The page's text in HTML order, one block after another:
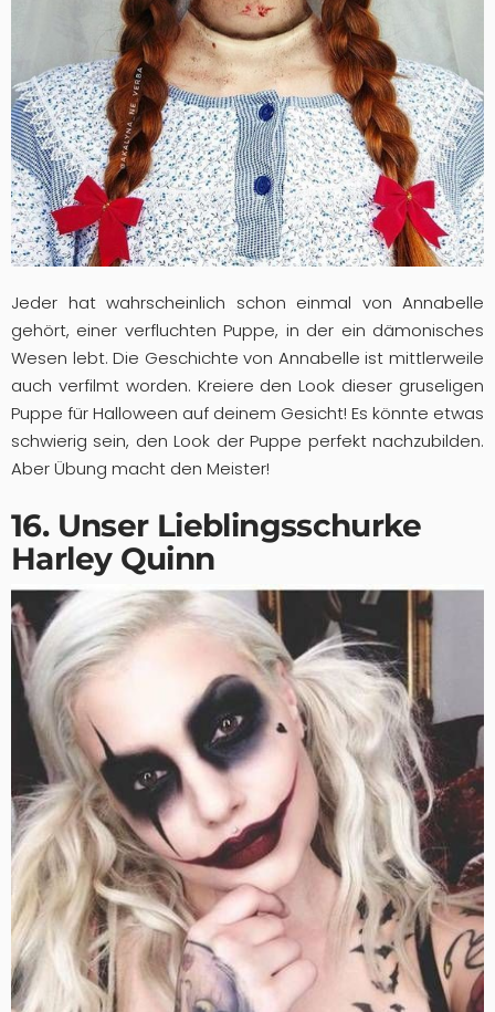
Jeder hat wahrscheinlich schon einmal von Annabelle
gehört, einer verfluchten Puppe, in der ein dämonisches
Wesen lebt. Die Geschichte von Annabelle ist mittlerweile
auch verfilmt worden. Kreiere den Look dieser gruseligen
Puppe für Halloween auf deinem Gesicht! Es könnte etwas
schwierig sein, den Look der Puppe perfekt nachzubilden.
Aber Übung macht den Meister!
16. Unser Lieblingsschurke
Harley Quinn